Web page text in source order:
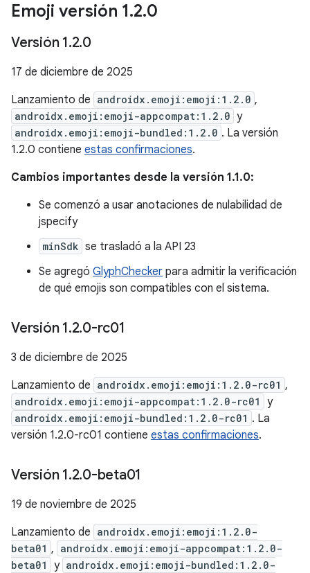
Emoji versión 1.2.0
Versión 1.2.0
17 de diciembre de 2025
Lanzamiento de androidx.emoji:emoji:1.2.0 ,
androidx.emoji:emoji-appcompat:1.2.0 y
androidx.emoji:emoji-bundled:1.2.0 . La versión
1.2.0 contiene estas confirmaciones.
Cambios importantes desde la versión 1.1.0:
Se comenzó a usar anotaciones de nulabilidad de
jspecify
minSdk se trasladó a la API 23
Se agregó GlyphChecker para admitir la verificación
de qué emojis son compatibles con el sistema.
Versión 1.2.0-rc01
3 de diciembre de 2025
Lanzamiento de androidx.emoji:emoji:1.2.0-rc01 ,
androidx.emoji:emoji-appcompat:1.2.0-rc01 y
androidx.emoji:emoji-bundled:1.2.0-rc01 . La
versión 1.2.0-rc01 contiene estas confirmaciones.
Versión 1.2.0-beta01
19 de noviembre de 2025
Lanzamiento de androidx.emoji:emoji:1.2.0-
beta01 , androidx.emoji:emoji-appcompat:1.2.0-
beta01
y androidx.emoji:emoji-bundled:1.2.0-